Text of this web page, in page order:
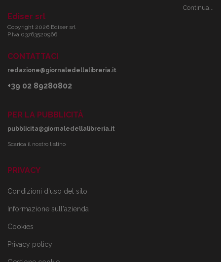
Continua...
Ediser srl
Copyright 2026 Ediser srl
P.Iva 03763520966
CONTATTACI
redazione@giornaledellalibreria.it
+39 02 89280802
PER LA PUBBLICITÀ
pubblicita@giornaledellalibreria.it
Scarica il nostro listino
PRIVACY
Condizioni d'uso del sito
Informazione sull'azienda
Cookies
Privacy policy